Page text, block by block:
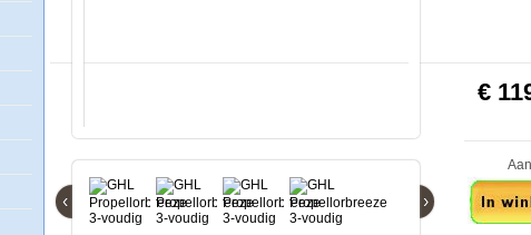
25dBA
zijn
de
‹ ›
€